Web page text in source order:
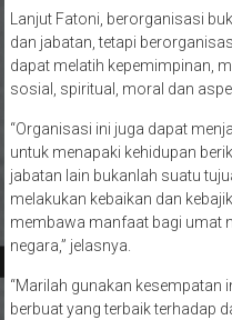
Lanjut Fatoni, berorganisasi
dan jabatan, tetapi
dapat melatih kepemimpinan,
sosial, spiritual, moral dan
“Organisasi ini juga dapat
untuk menapaki kehidupan
jabatan lain bukanlah suatu
melakukan kebaikan dan
membawa manfaat bagi umat
negara,” jelasnya.
“Marilah gunakan kesempatan
berbuat yang terbaik terhadap